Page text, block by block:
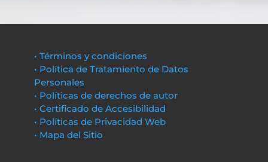
• Términos y condiciones
• Política de Tratamiento de Datos
Personales
• Políticas de derechos de autor
• Certificado de Accesibilidad
• Políticas de Privacidad Web
• Mapa del Sitio